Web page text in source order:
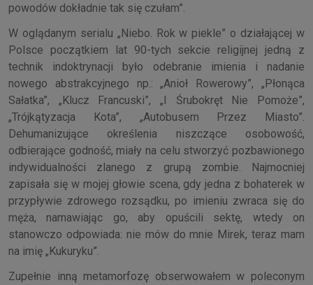
powodów dokładnie tak się czułam”.
W oglądanym serialu „Niebo. Rok w piekle” o działającej w
Polsce początkiem lat 90-tych sekcie religijnej jedną z
technik indoktrynacji było odebranie imienia i nadanie
nowego abstrakcyjnego np.: „Anioł Rowerowy”, „Płonąca
Sałatka”, „Klucz Francuski”, „I Śrubokręt Nie Pomoże”,
„Trójkątyzacja Kota”, „Autobusem Przez Miasto”.
Dehumanizujące określenia niszczące osobowość,
odbierające godność, miały na celu stworzyć pozbawionego
indywidualności zlanego z grupą zombie. Najmocniej
zapisała się w mojej głowie scena, gdy jedna z bohaterek w
przypływie zdrowego rozsądku, po imieniu zwraca się do
męża, namawiając go, aby opuścili sektę, wtedy on
stanowczo odpowiada: nie mów do mnie Mirek, teraz mam
na imię „Kukuryku”.
Zupełnie inną metamorfozę obserwowałem w poleconym